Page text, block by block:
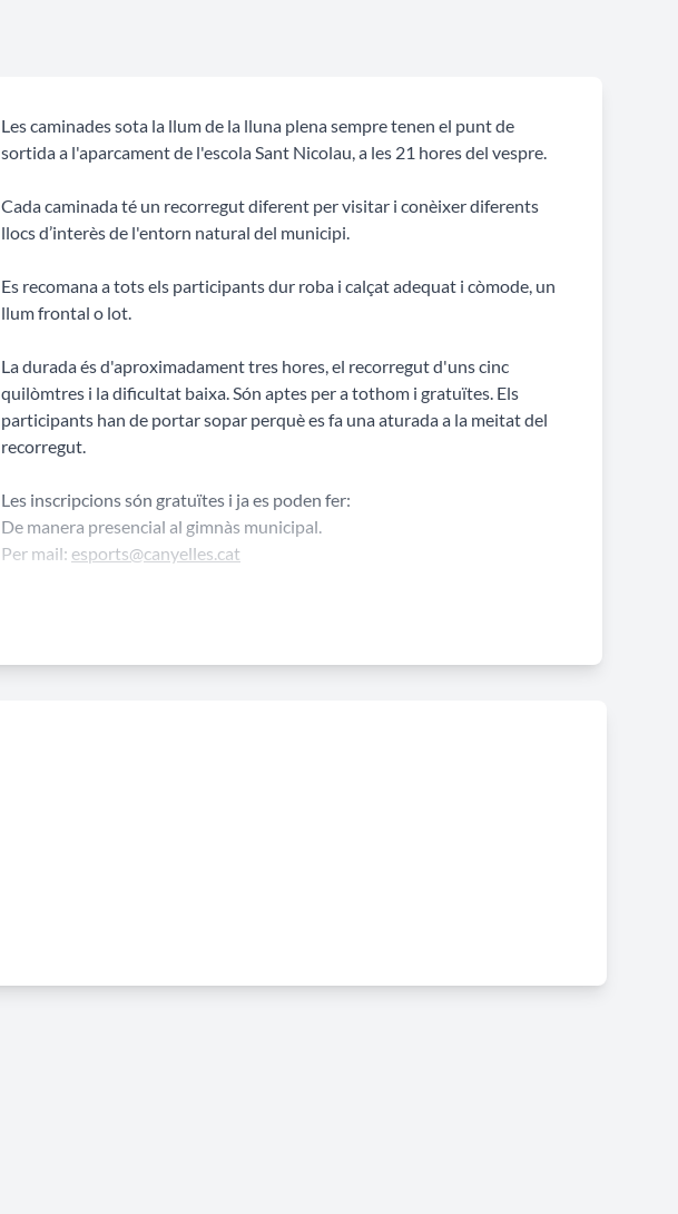
Les caminades sota la llum de la lluna plena sempre tenen el punt de
sortida a l'aparcament de l'escola Sant Nicolau, a les 21 hores del vespre.
Cada caminada té un recorregut diferent per visitar i conèixer diferents
llocs d’interès de l'entorn natural del municipi.
Es recomana a tots els participants dur roba i calçat adequat i còmode, un
llum frontal o lot.
La durada és d'aproximadament tres hores, el recorregut d'uns cinc
quilòmtres i la dificultat baixa. Són aptes per a tothom i gratuïtes. Els
participants han de portar sopar perquè es fa una aturada a la meitat del
recorregut.
Les inscripcions són gratuïtes i ja es poden fer:
De manera presencial al gimnàs municipal.
Per mail: esports@canyelles.cat